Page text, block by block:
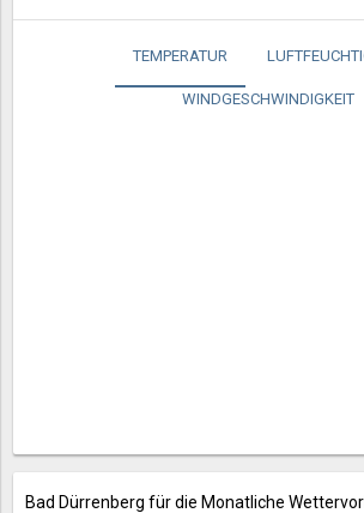
TEMPERATUR
WINDGESCHWINDIGKEIT
Bad Dürrenberg für die Monatliche